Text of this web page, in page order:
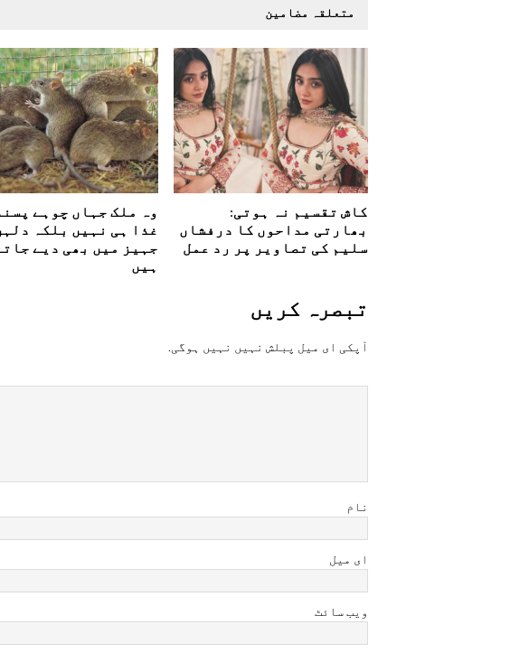
متعلقہ مضامین
کاش تقسیم نہ ہوتی:
بھارتی مداحوں کا درفشاں
سلیم کی تصاویر پر رد عمل
وہ ملک جہاں چوہے
غذا ہی نہیں بلکہ
جہیز میں بھی دیے
ہیں
تبصرہ کريں
آپکی ای ميل پبلش نہيں نہيں ہوگی.
نام
ای میل
ویب سائٹ